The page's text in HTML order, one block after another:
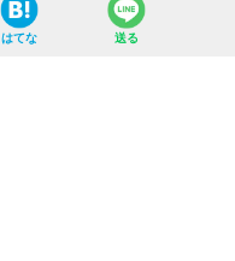
はてな 送る